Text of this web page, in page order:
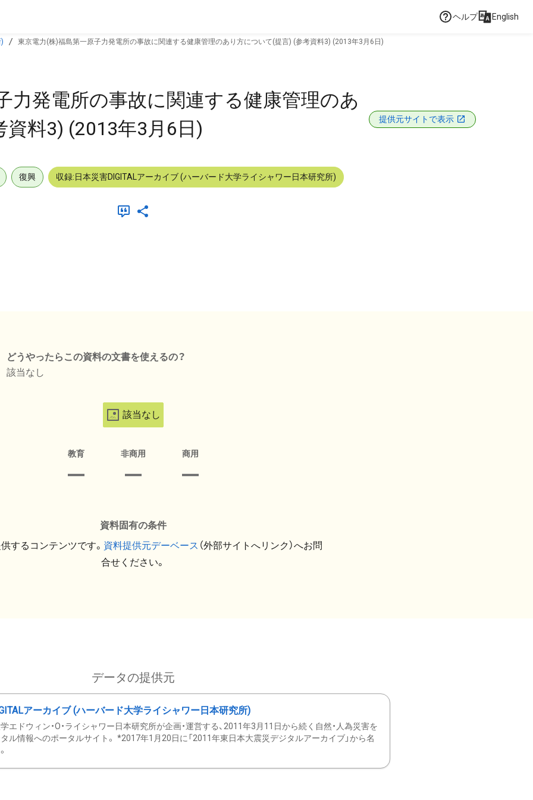
ヘルプ English
東京電力(株)福島第一原子力発電所の事故に関連する健康管理のあり方について(提言) (参考資料3) (2013年3月6日)
力発電所の事故に関連する健康管理のあ
料3) (2013年3月6日)
提供元サイトで表示
復興 収録:日本災害DIGITALアーカイブ (ハーバード大学ライシャワー日本研究所)
どうやったらこの資料の文書を使えるの？
該当なし
該当なし
教育 非商用 商用
資料固有の条件
するコンテンツです。 資料提供元デーベース （外部サイトへリンク）へお問
合せください。
データの提供元
アーカイブ (ハーバード大学ライシャワー日本研究所)
エドウィン・O・ライシャワー日本研究所が企画・運営する、2011年3月11日から続く自然・人為災害を
ル情報へのポータルサイト。 *2017年1月20日に「2011年東日本大震災デジタルアーカイブ」から名